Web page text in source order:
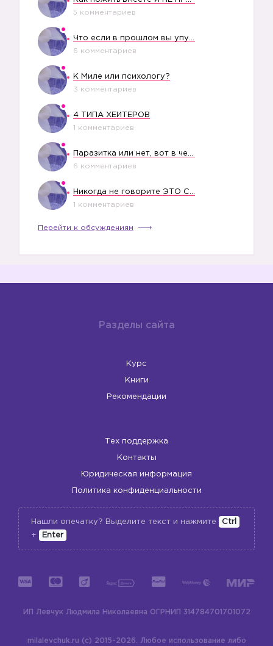
5 комментариев
6 комментариев
К Миле или психологу?
3 комментариев
4 ТИПА ХЕЙТЕРОВ
1 комментариев
6 комментариев
1 комментариев
Перейти к обсуждениям
Разделы сайта
Курс
Книги
Рекомендации
Тех поддержка
Контакты
Юридическая информация
Политика конфиденциальности
Нашли опечатку? Выделите текст и нажмите
Ctrl
+
Enter
ИП Левчук Людмила Николаевна ОГРНИП 314784701701072
milalevchuk.ru (c) 2015-2026. Любое использование либо